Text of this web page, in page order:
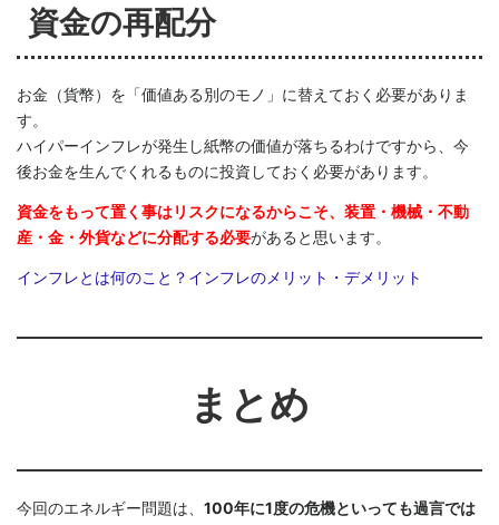
資金の再配分
お金（貨幣）を「価値ある別のモノ」に替えておく必要がありま
す。
ハイパーインフレが発生し紙幣の価値が落ちるわけですから、今
後お金を生んでくれるものに投資しておく必要があります。
資金をもって置く事はリスクになるからこそ、装置・機械・不動
産・金・外貨などに分配する必要があると思います。
インフレとは何のこと？インフレのメリット・デメリット
まとめ
今回のエネルギー問題は、 100年に1度の危機といっても過言では